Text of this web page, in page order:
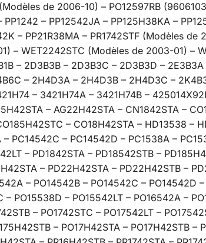
de 2006-10) – PO12597RB
PP1242 – PP12542JA – PP125H38KA –
– PP21R38MA – PR1742STF (Modèles
– WET2242STC (Modèles de 2003-01) –
– 2D3B3B – 2D3B3C – 2D3B3D –
– 2H4D3A – 2H4D3B – 2H4D3C –
– 3421H74A – 3421H74B –
– AG22H42STA – CN1842STA –
– CO18H42STA – HD13538 –
PC14542C – PC14542D – PC1538A –
– PD1842STA – PD18542STB –
– PD22H42STA – PD22H42STB –
– PO14542B – PO14542C – PO14542D
– PO15538D – PO15542LT – PO16542A –
– PO1742STC – PO17542LT –
– PO17H42STA – PO17H42STB –